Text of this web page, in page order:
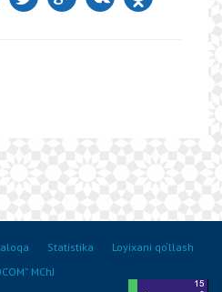
Statistika
Loyixani qo‘llash
MChJ